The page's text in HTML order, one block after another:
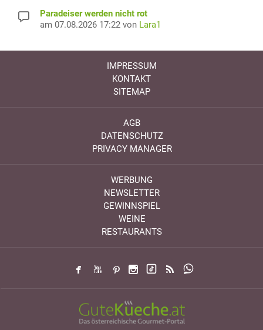
Paradeiser werden nicht rot
am 07.08.2026 17:22 von Lara1
IMPRESSUM
KONTAKT
SITEMAP
AGB
DATENSCHUTZ
PRIVACY MANAGER
WERBUNG
NEWSLETTER
GEWINNSPIEL
WEINE
RESTAURANTS